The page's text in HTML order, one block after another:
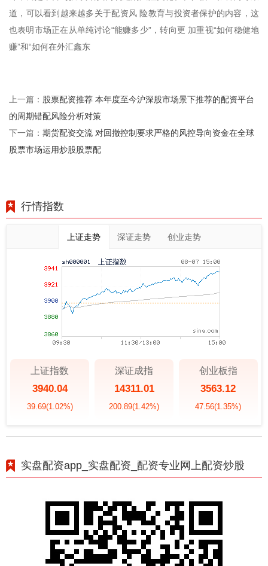
道，可以看到越来越多关于配资风 险教育与投资者保护的内容，这
也表明市场正在从单纯讨论“能赚多少”，转向更 加重视“如何稳健地
赚”和“如何在外汇鑫东
上一篇： 股票配资推荐 本年度至今沪深股市场景下推荐的配资平台
的周期错配风险分析对策
下一篇： 期货配资交流 对回撤控制要求严格的风控导向资金在全球
股票市场运用炒股股票配
行情指数
上证走势 深证走势 创业走势
上证指数
3940.04
39.69(1.02%)
深证成指
14311.01
200.89(1.42%)
创业板指
3563.12
47.56(1.35%)
实盘配资app_实盘配资_配资专业网上配资炒股